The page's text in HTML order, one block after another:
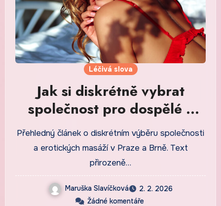
Léčivá slova
Jak si diskrétně vybrat
společnost pro dospělé v
Praze a Brně
Přehledný článek o diskrétním výběru společnosti
a erotických masáží v Praze a Brně. Text
přirozeně…
Maruška Slavíčková
2. 2. 2026
Žádné komentáře